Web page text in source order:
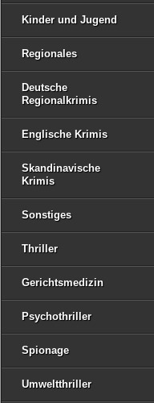
Kinder und Jugend
Regionales
Deutsche
Regionalkrimis
Englische Krimis
Skandinavische
Krimis
Sonstiges
Thriller
Gerichtsmedizin
Psychothriller
Spionage
Umweltthriller